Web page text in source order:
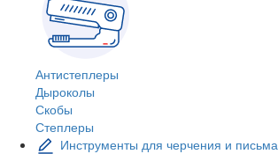
Антистеплеры
Дыроколы
Скобы
Степлеры
Инструменты для черчения и письма